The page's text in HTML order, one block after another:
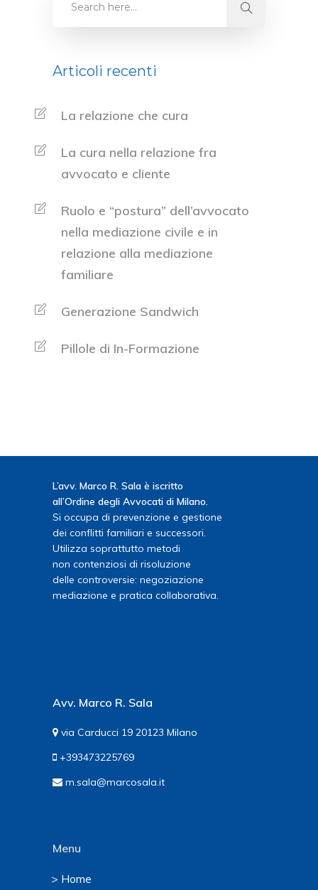
Articoli recenti
La relazione che cura
La cura nella relazione fra
avvocato e cliente
Ruolo e “postura” dell’avvocato
nella mediazione civile e in
relazione alla mediazione
familiare
Generazione Sandwich
Pillole di In-Formazione
L’avv. Marco R. Sala è iscritto
all’Ordine degli Avvocati di Milano.
Si occupa di prevenzione e gestione
dei conflitti familiari e successori.
Utilizza soprattutto metodi
non contenziosi di risoluzione
delle controversie: negoziazione
mediazione e pratica collaborativa.
Avv. Marco R. Sala
via Carducci 19 20123 Milano
+393473225769
m.sala@marcosala.it
Menu
> Home